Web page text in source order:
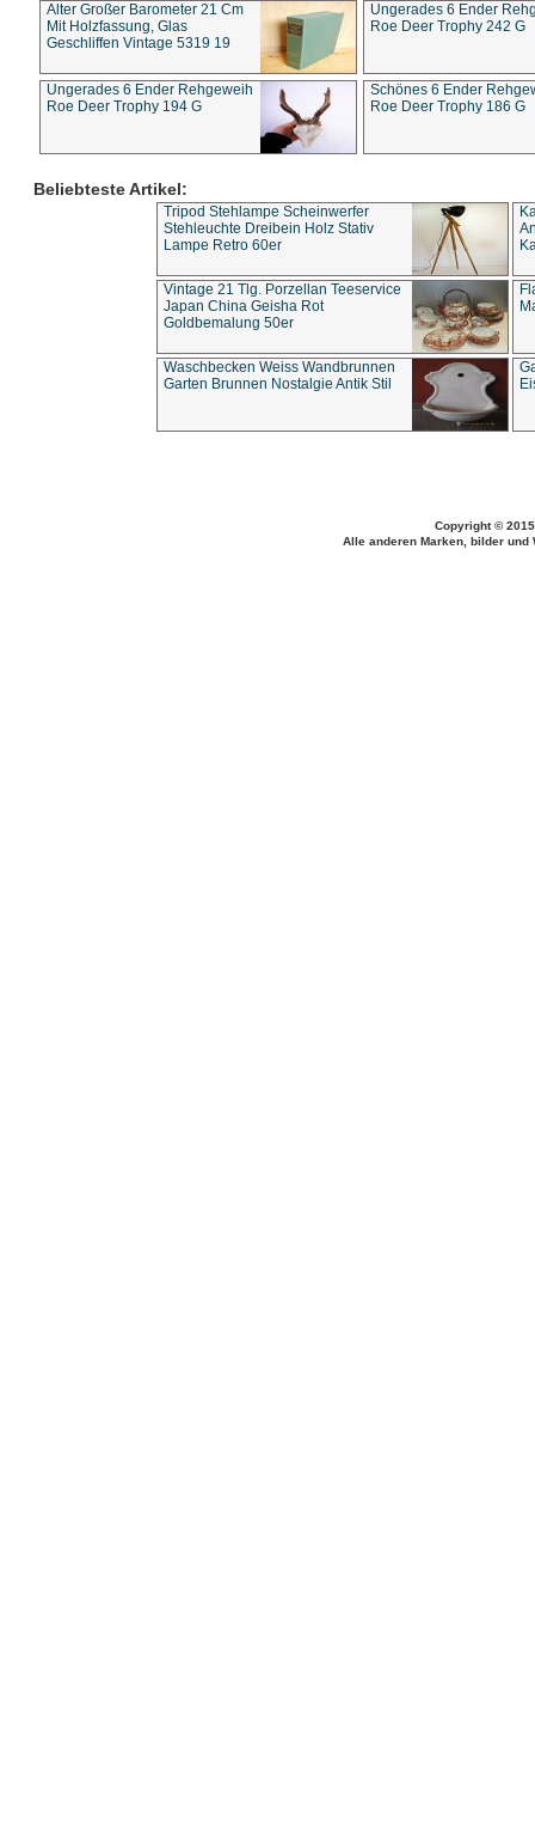
Alter Großer Barometer 21 Cm
Mit Holzfassung, Glas
Geschliffen Vintage 5319 19
Ungerades 6 Ender
Roe Deer Trophy 242 G
Ungerades 6 Ender Rehgeweih
Roe Deer Trophy 194 G
Schönes 6 Ender
Roe Deer Trophy 186 G
Beliebteste Artikel:
Tripod Stehlampe Scheinwerfer
Stehleuchte Dreibein Holz Stativ
Lampe Retro 60er
Vintage 21 Tlg. Porzellan Teeservice
Japan China Geisha Rot
Goldbemalung 50er
Waschbecken Weiss Wandbrunnen
Garten Brunnen Nostalgie Antik Stil
Copyright ©
Alle anderen Marken, bilder und